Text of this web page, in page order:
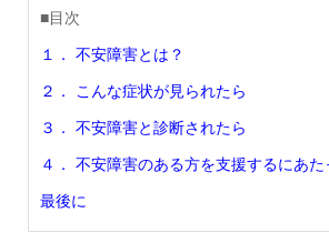
■目次
１． 不安障害とは？
２． こんな症状が見られたら
３． 不安障害と診断されたら
４． 不安障害のある方を支援するにあた
最後に